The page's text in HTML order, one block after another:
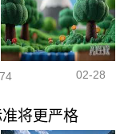
02-28
将更严格